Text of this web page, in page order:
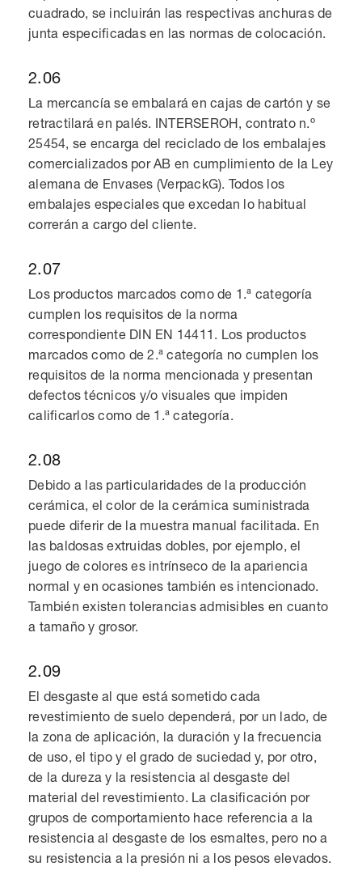
cuadrado, se incluirán las respectivas anchuras de
junta especificadas en las normas de colocación.
2.06
La mercancía se embalará en cajas de cartón y se
retractilará en palés. INTERSEROH, contrato n.º
25454, se encarga del reciclado de los embalajes
comercializados por AB en cumplimiento de la Ley
alemana de Envases (VerpackG). Todos los
embalajes especiales que excedan lo habitual
correrán a cargo del cliente.
2.07
Los productos marcados como de 1.ª categoría
cumplen los requisitos de la norma
correspondiente DIN EN 14411. Los productos
marcados como de 2.ª categoría no cumplen los
requisitos de la norma mencionada y presentan
defectos técnicos y/o visuales que impiden
calificarlos como de 1.ª categoría.
2.08
Debido a las particularidades de la producción
cerámica, el color de la cerámica suministrada
puede diferir de la muestra manual facilitada. En
las baldosas extruidas dobles, por ejemplo, el
juego de colores es intrínseco de la apariencia
normal y en ocasiones también es intencionado.
También existen tolerancias admisibles en cuanto
a tamaño y grosor.
2.09
El desgaste al que está sometido cada
revestimiento de suelo dependerá, por un lado, de
la zona de aplicación, la duración y la frecuencia
de uso, el tipo y el grado de suciedad y, por otro,
de la dureza y la resistencia al desgaste del
material del revestimiento. La clasificación por
grupos de comportamiento hace referencia a la
resistencia al desgaste de los esmaltes, pero no a
su resistencia a la presión ni a los pesos elevados.